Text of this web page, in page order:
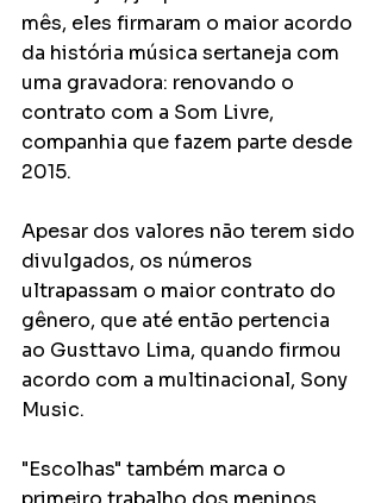
mês, eles firmaram o maior acordo
da história música sertaneja com
uma gravadora: renovando o
contrato com a Som Livre,
companhia que fazem parte desde
2015.
Apesar dos valores não terem sido
divulgados, os números
ultrapassam o maior contrato do
gênero, que até então pertencia
ao Gusttavo Lima, quando firmou
acordo com a multinacional, Sony
Music.
"Escolhas" também marca o